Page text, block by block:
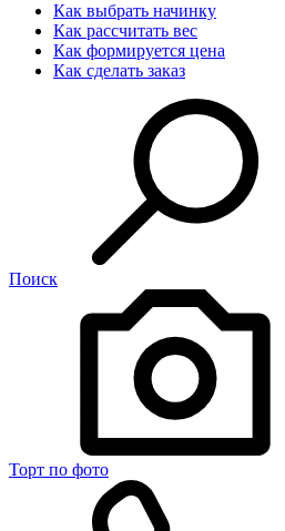
Как выбрать начинку
Как рассчитать вес
Как формируется цена
Как сделать заказ
Поиск
Торт по фото